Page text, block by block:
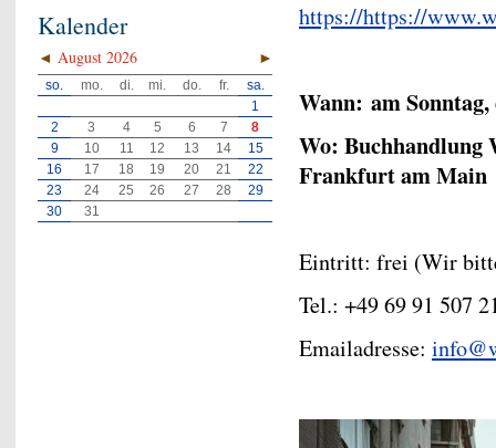
https://​https://
Wann: am
Wo: Buchhandlung
Frankfurt am Main
Eintritt: frei (Wir
Tel.: +49 69 91 507
Emailadresse:
Kalender
◄ ►
August 2026
so. mo. di. mi. do. fr.
sa.
1
2
3 4 5 6 7
8
9
10 11 12 13 14
15
16
17 18 19 20 21
22
23
24 25 26 27 28
29
30
31